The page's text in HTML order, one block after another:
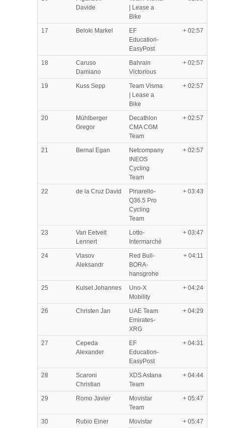
Davide
| Lease a
Bike
17 Beloki Markel
EF
Education-
EasyPost
+ 02:57
18
Caruso
Damiano
Bahrain
Victorious
+ 02:57
19 Kuss Sepp
Team Visma
| Lease a
Bike
+ 02:57
20
Mühlberger
Gregor
Decathlon
CMA CGM
Team
+ 02:57
21 Bernal Egan
Netcompany
INEOS
Cycling
Team
+ 02:57
22 de la Cruz David
Pinarello-
Q36.5 Pro
Cycling
Team
+ 03:43
23
Van Eetvelt
Lennert
Lotto-
Intermarché
+ 03:47
24
Vlasov
Aleksandr
Red Bull-
BORA-
hansgrohe
+ 04:11
25 Kulset Johannes
Uno-X
Mobility
+ 04:24
26 Christen Jan
UAE Team
Emirates-
XRG
+ 04:29
27
Cepeda
Alexander
EF
Education-
EasyPost
+ 04:31
28
Scaroni
Christian
XDS Astana
Team
+ 04:44
29 Romo Javier
Movistar
Team
+ 05:47
30 Rubio Einer
Movistar
+ 05:47